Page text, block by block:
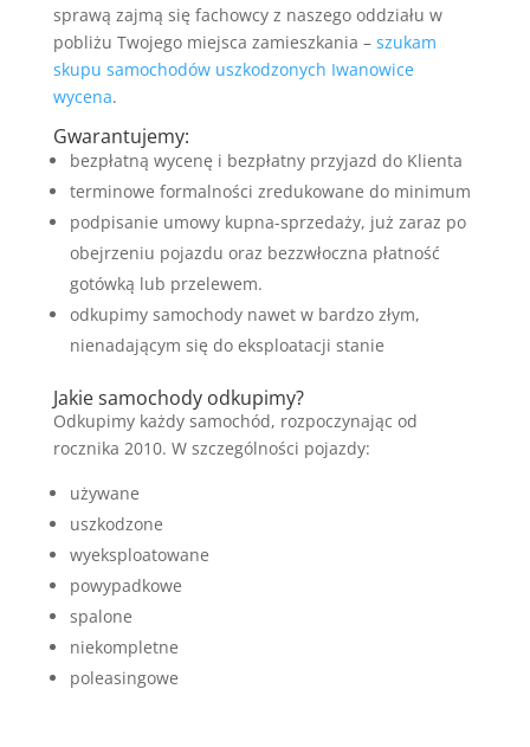
sprawą zajmą się fachowcy z naszego oddziału w
pobliżu Twojego miejsca zamieszkania – szukam
skupu samochodów uszkodzonych Iwanowice
wycena.
Gwarantujemy:
bezpłatną wycenę i bezpłatny przyjazd do Klienta
terminowe formalności zredukowane do minimum
podpisanie umowy kupna-sprzedaży, już zaraz po
obejrzeniu pojazdu oraz bezzwłoczna płatność
gotówką lub przelewem.
odkupimy samochody nawet w bardzo złym,
nienadającym się do eksploatacji stanie
Jakie samochody odkupimy?
Odkupimy każdy samochód, rozpoczynając od
rocznika 2010. W szczególności pojazdy:
używane
uszkodzone
wyeksploatowane
powypadkowe
spalone
niekompletne
poleasingowe